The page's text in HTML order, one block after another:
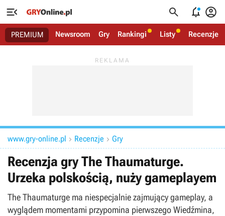
   
PREMIUM Newsroom Gry Rankingi Listy Recenzje
www.gry-online.pl  Recenzje  Gry
Recenzja gry The Thaumaturge.
Urzeka polskością, nuży gameplayem
The Thaumaturge ma niespecjalnie zajmujący gameplay, a
wyglądem momentami przypomina pierwszego Wiedźmina,